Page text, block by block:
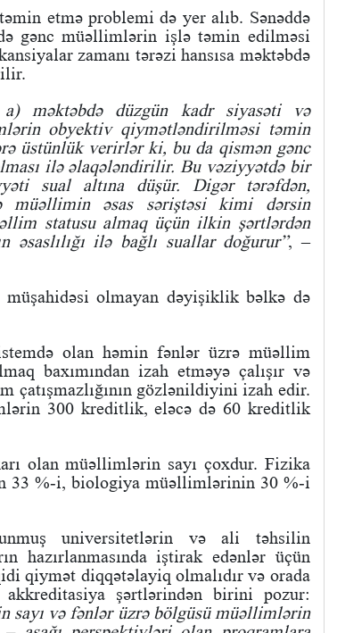
etmə problemi də yer alıb. Sənəddə
gənc müəllimlərin işlə təmin edilməsi
zamanı tərəzi hansısa məktəbdə
məktəbdə düzgün kadr siyasəti və
obyektiv qiymətləndirilməsi təmin
üstünlük verirlər ki, bu da qismən gənc
ilə əlaqələndirilir. Bu vəziyyətdə bir
sual altına düşür. Digər tərəfdən,
müəllimin əsas səriştəsi kimi dərsin
statusu almaq üçün ilkin şərtlərdən
əsaslılığı ilə bağlı suallar doğurur”, –
olmayan dəyişiklik bəlkə də
olan həmin fənlər üzrə müəllim
baxımından izah etməyə çalışır və
çatışmazlığının gözlənildiyini izah edir.
300 kreditlik, eləcə də 60 kreditlik
olan müəllimlərin sayı çoxdur. Fizika
%-i, biologiya müəllimlərinin 30 %-i
universitetlərin və ali təhsilin
hazırlanmasında iştirak edənlər üçün
qiymət diqqətəlayiq olmalıdır və orada
şərtlərindən birini pozur:
sayı və fənlər üzrə bölgüsü müəllimlərin